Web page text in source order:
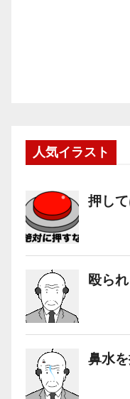
人気イラスト